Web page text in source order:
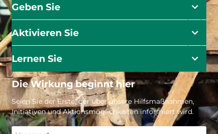
Geben Sie
Aktivieren Sie
Lernen Sie
Die Wirkung beginnt hier
Seien Sie der Erste, der über unsere Hilfsmaßnahmen,
Initiativen und Aktionsmöglichkeiten informiert wird.